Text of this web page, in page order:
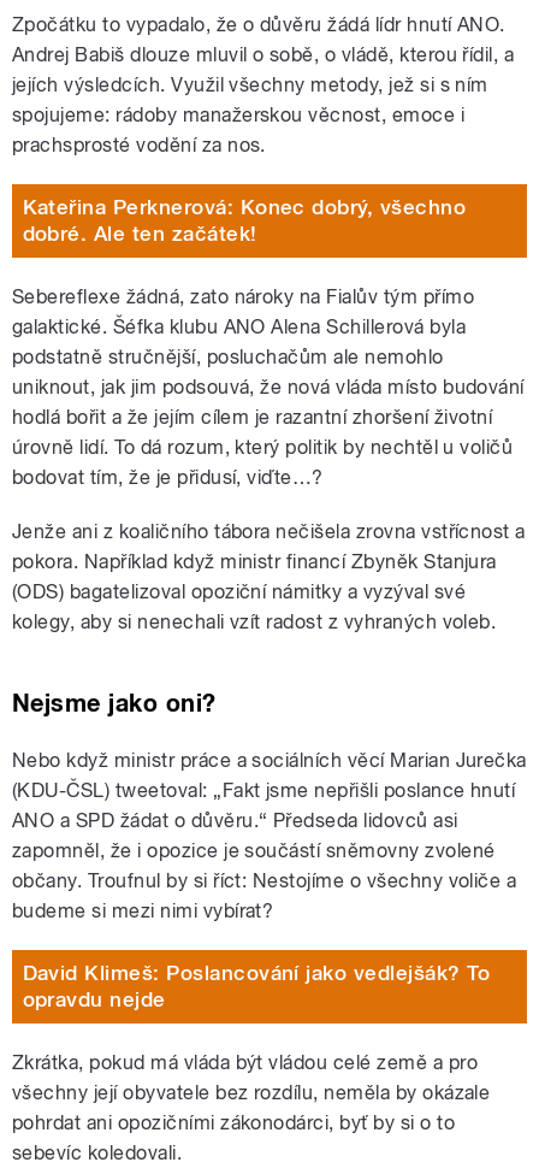
Zpočátku to vypadalo, že o důvěru žádá lídr hnutí ANO.
Andrej Babiš dlouze mluvil o sobě, o vládě, kterou řídil, a
jejích výsledcích. Využil všechny metody, jež si s ním
spojujeme: rádoby manažerskou věcnost, emoce i
prachsprosté vodění za nos.
Kateřina Perknerová: Konec dobrý, všechno
dobré. Ale ten začátek!
Sebereflexe žádná, zato nároky na Fialův tým přímo
galaktické. Šéfka klubu ANO Alena Schillerová byla
podstatně stručnější, posluchačům ale nemohlo
uniknout, jak jim podsouvá, že nová vláda místo budování
hodlá bořit a že jejím cílem je razantní zhoršení životní
úrovně lidí. To dá rozum, který politik by nechtěl u voličů
bodovat tím, že je přidusí, viďte…?
Jenže ani z koaličního tábora nečišela zrovna vstřícnost a
pokora. Například když ministr financí Zbyněk Stanjura
(ODS) bagatelizoval opoziční námitky a vyzýval své
kolegy, aby si nenechali vzít radost z vyhraných voleb.
Nejsme jako oni?
Nebo když ministr práce a sociálních věcí Marian Jurečka
(KDU-ČSL) tweetoval: „Fakt jsme nepřišli poslance hnutí
ANO a SPD žádat o důvěru.“ Předseda lidovců asi
zapomněl, že i opozice je součástí sněmovny zvolené
občany. Troufnul by si říct: Nestojíme o všechny voliče a
budeme si mezi nimi vybírat?
David Klimeš: Poslancování jako vedlejšák? To
opravdu nejde
Zkrátka, pokud má vláda být vládou celé země a pro
všechny její obyvatele bez rozdílu, neměla by okázale
pohrdat ani opozičními zákonodárci, byť by si o to
sebevíc koledovali.